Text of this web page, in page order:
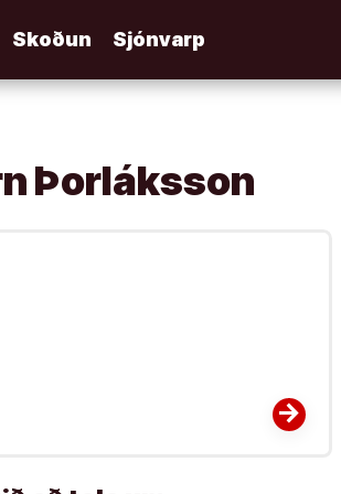
Skoðun Sjónvarp
Þorláksson
arrow_forward